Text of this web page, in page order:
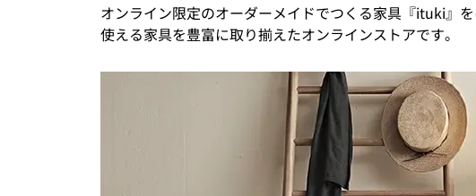
オンライン限定のオーダーメイドでつくる家具『ituki』
使える家具を豊富に取り揃えたオンラインストアです。